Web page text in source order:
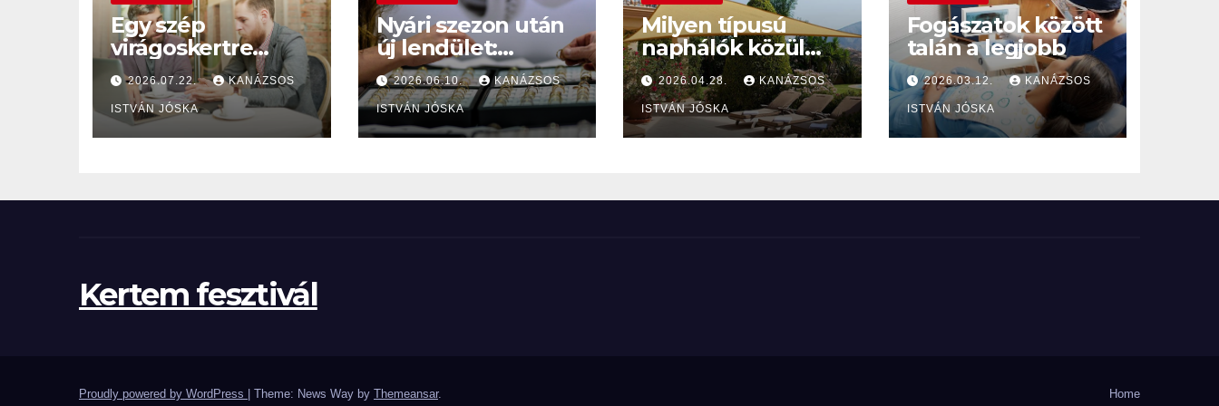
Egy szép
virágoskertre
hasonlít a
székhelyszolgáltat
ásuk
2026.07.22. KANÁZSOS
ISTVÁN JÓSKA
Nyári szezon után
új lendület:
hogyan induljon az
őszi álláskeresés?
2026.06.10. KANÁZSOS
ISTVÁN JÓSKA
Milyen típusú
naphálók közül
választhatunk és
hová
szereltessünk
naphálót
2026.04.28. KANÁZSOS
ISTVÁN JÓSKA
Fogászatok között
talán a legjobb
2026.03.12. KANÁZSOS
ISTVÁN JÓSKA
Kertem fesztivál
Proudly powered by WordPress Theme: News Way by Themeansar. Home